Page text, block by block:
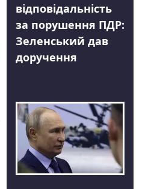
відповідальність
за порушення ПДР:
Зеленський дав
доручення